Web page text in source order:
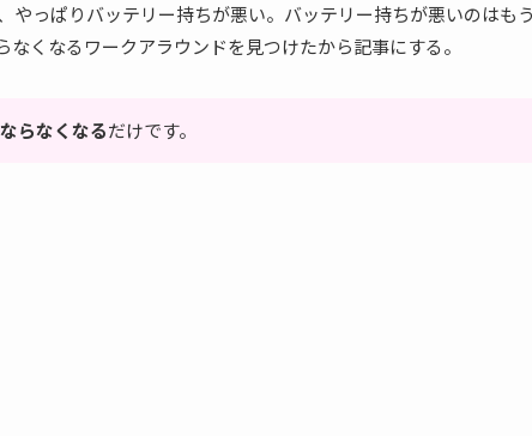
っぱりバッテリー持ちが悪い。バッテリー持ちが悪いのはも
くなるワークアラウンドを見つけたから記事にする。
らなくなるだけです。